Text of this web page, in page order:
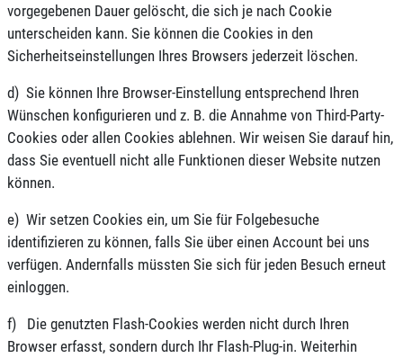
vorgegebenen Dauer gelöscht, die sich je nach Cookie
unterscheiden kann. Sie können die Cookies in den
Sicherheitseinstellungen Ihres Browsers jederzeit löschen.
d) Sie können Ihre Browser-Einstellung entsprechend Ihren
Wünschen konfigurieren und z. B. die Annahme von Third-Party-
Cookies oder allen Cookies ablehnen. Wir weisen Sie darauf hin,
dass Sie eventuell nicht alle Funktionen dieser Website nutzen
können.
e) Wir setzen Cookies ein, um Sie für Folgebesuche
identifizieren zu können, falls Sie über einen Account bei uns
verfügen. Andernfalls müssten Sie sich für jeden Besuch erneut
einloggen.
f) Die genutzten Flash-Cookies werden nicht durch Ihren
Browser erfasst, sondern durch Ihr Flash-Plug-in. Weiterhin